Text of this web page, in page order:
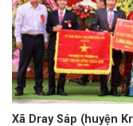
Xã Dray Sáp (huyện